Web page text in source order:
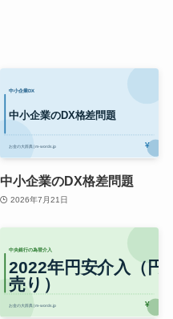
中小企業のDX格差問題
2026年7月21日